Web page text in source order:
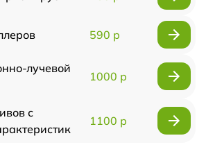
590 р
лучевой
1000 р
с
1100 р